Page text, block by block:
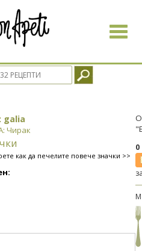
Toggle
galia
Чирак
как да печелите повече значки >>